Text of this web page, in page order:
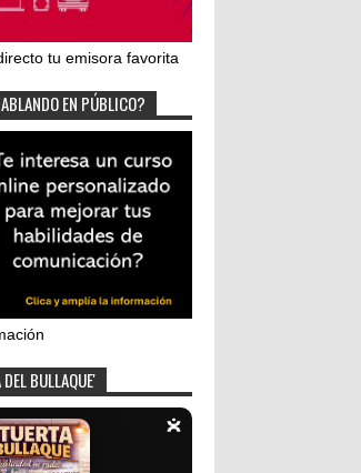
tu emisora favorita
EN PÚBLICO?
BULLAQUE'